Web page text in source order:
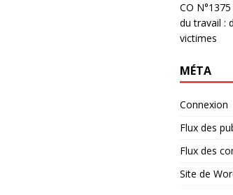
CO
du travail :
victimes
MÉTA
Connexion
Flux des
Flux des
Site de